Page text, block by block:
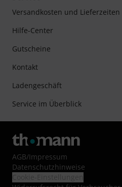
Versandkosten und Lieferzeiten
Hilfe-Center
Gutscheine
Kontakt
Ladengeschäft
Service im Überblick
AGB/Impressum
Datenschutzhinweise